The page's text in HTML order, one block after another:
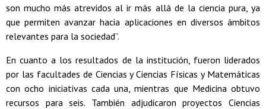
son mucho más atrevidos al ir más allá de la ciencia pura, ya
que permiten avanzar hacia aplicaciones en diversos ámbitos
relevantes para la sociedad”.
En cuanto a los resultados de la institución, fueron liderados
por las facultades de Ciencias y Ciencias Físicas y Matemáticas
con ocho iniciativas cada una, mientras que Medicina obtuvo
recursos para seis. También adjudicaron proyectos Ciencias